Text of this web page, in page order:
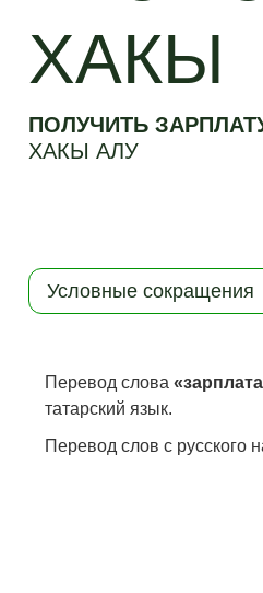
ХАКЫ
ПОЛУЧИТЬ
ХАКЫ АЛУ
Условные сокращения
Перевод слова
татарский язык.
Перевод слов с русского